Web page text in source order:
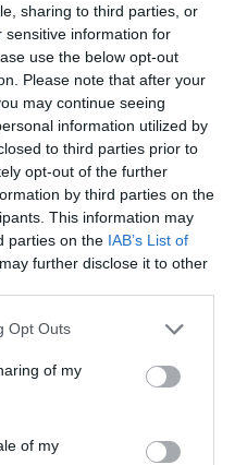
sharing to third parties, or
sensitive information for
use the below opt-out
Please note that after your
may continue seeing
information utilized by
to third parties prior to
opt-out of the further
by third parties on the
This information may
parties on the IAB’s List of
further disclose it to other
uses one or more Google
behaviour. You may click to
and its third-party tags to
purposes in below Google
Opt Outs
of my
of my
Κλίβελαντ, «δεν
στη Μαδρίτη
άλλη άκρη του